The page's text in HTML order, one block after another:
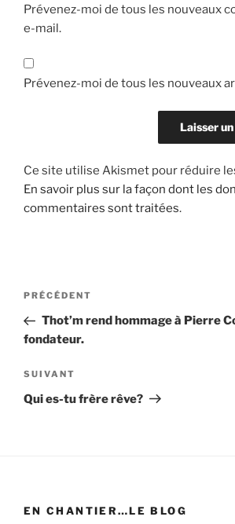
Prévenez-moi de tous les nouveaux
e-mail.
Prévenez-moi de tous les nouveaux
Ce site utilise Akismet pour réduire
En savoir plus sur la façon dont les
commentaires sont traitées.
Navigation
l’article
Article
précédent
PRÉCÉDENT
Thot’m rend hommage à Pierre
fondateur.
Article
suivant
SUIVANT
Qui es-tu frère rêve?
EN CHANTIER…LE BLOG